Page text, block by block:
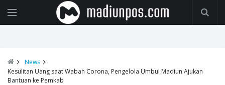
News
Kesulitan Uang saat Wabah Corona, Pengelola Umbul Madiun Ajukan
Bantuan ke Pemkab